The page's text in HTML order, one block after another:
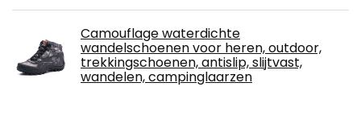
Camouflage waterdichte
wandelschoenen voor heren, outdoor,
trekkingschoenen, antislip, slijtvast,
wandelen, campinglaarzen